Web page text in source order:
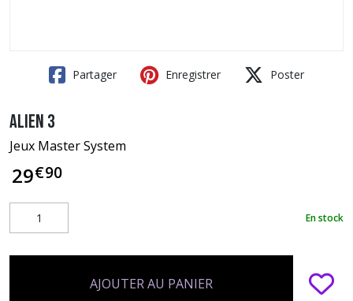
Partager Enregistrer Poster
Alien 3
Jeux Master System
29€90
En stock
AJOUTER AU PANIER